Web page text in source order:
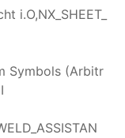
i.O,NX_SHEET_
Symbols (Arbitr